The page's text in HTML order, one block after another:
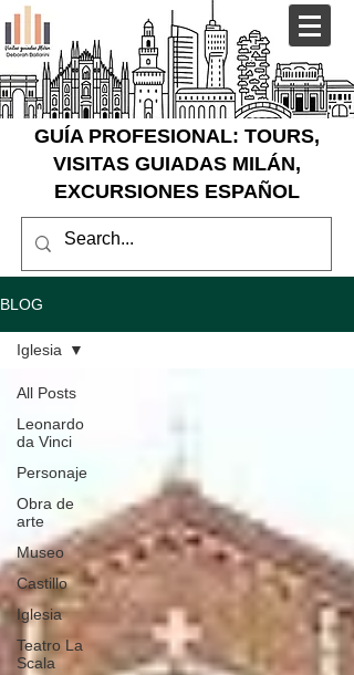
GUÍA PROFESIONAL: TOURS,
VISITAS GUIADAS MILÁN,
EXCURSIONES ESPAÑOL
BLOG
All Posts
Leonardo
da Vinci
Personaje
Obra de
arte
Museo
Castillo
Iglesia
Teatro La
Scala
Iglesia